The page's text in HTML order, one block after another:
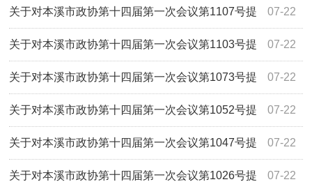
案的答复 07-22
关于对本溪市政协第十四届第一次会议第1107号提
案的答复 07-22
关于对本溪市政协第十四届第一次会议第1103号提
案的答复 07-22
关于对本溪市政协第十四届第一次会议第1073号提
案的答复 07-22
关于对本溪市政协第十四届第一次会议第1052号提
案的答复 07-22
关于对本溪市政协第十四届第一次会议第1047号提
案的答复 07-22
关于对本溪市政协第十四届第一次会议第1026号提